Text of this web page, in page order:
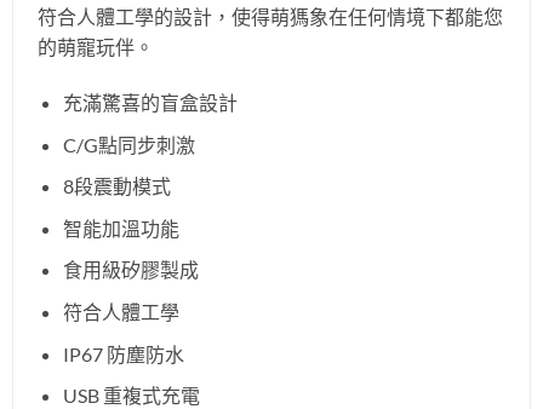
符合人體工學的設計，使得萌獁象在任何情境下都能您
的萌寵玩伴。
充滿驚喜的盲盒設計
C/G點同步刺激
8段震動模式
智能加溫功能
食用級矽膠製成
符合人體工學
IP67 防塵防水
USB 重複式充電